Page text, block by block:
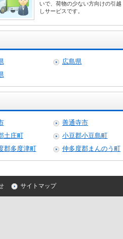
いで、荷物の少ない方向けの引越
しサービスです。
広島県
善通寺市
土庄町 小豆郡小豆島町
郡多度津町 仲多度郡まんのう町
サイトマップ